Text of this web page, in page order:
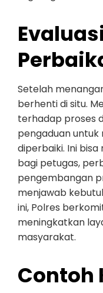
Setelah
berhenti di situ.
terhadap proses
pengaduan
diperbaiki. Ini
bagi petugas,
pengembangan
menjawab
ini, Polres
meningkatkan
masyarakat.
Contoh